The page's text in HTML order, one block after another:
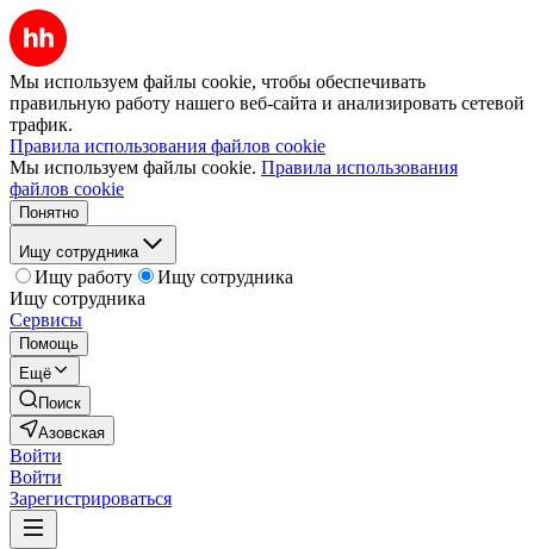
Мы используем файлы cookie, чтобы обеспечивать
правильную работу нашего веб-сайта и анализировать сетевой
трафик.
Правила использования файлов cookie
Мы используем файлы cookie. Правила использования
файлов cookie
Понятно
Ищу сотрудника
Ищу работу
Ищу сотрудника
Ищу сотрудника
Сервисы
Помощь
Ещё
Поиск
Азовская
Войти
Войти
Зарегистрироваться